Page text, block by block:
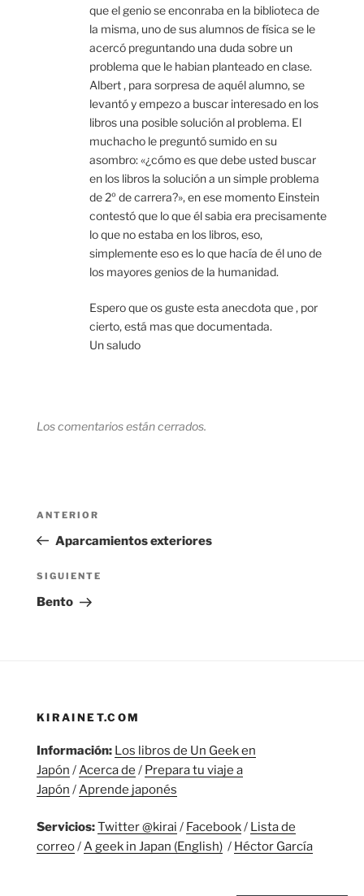
que el genio se enconraba en la biblioteca de
la misma, uno de sus alumnos de física se le
acercó preguntando una duda sobre un
problema que le habian planteado en clase.
Albert , para sorpresa de aquél alumno, se
levantó y empezo a buscar interesado en los
libros una posible solución al problema. El
muchacho le preguntó sumido en su
asombro: «¿cómo es que debe usted buscar
en los libros la solución a un simple problema
de 2º de carrera?», en ese momento Einstein
contestó que lo que él sabia era precisamente
lo que no estaba en los libros, eso,
simplemente eso es lo que hacía de él uno de
los mayores genios de la humanidad.
Espero que os guste esta anecdota que , por
cierto, está mas que documentada.
Un saludo
Los comentarios están cerrados.
entradas
Entrada
anterior:
ANTERIOR
Aparcamientos exteriores
Siguiente
entrada
SIGUIENTE
Bento
KIRAINET.COM
Información: Los libros de Un Geek en
Japón /Acerca de / Prepara tu viaje a
Japón /Aprende japonés
Servicios:Twitter @kirai / Facebook/ Lista de
correo/A geek in Japan (English) / Héctor García